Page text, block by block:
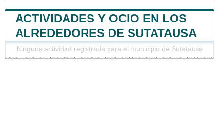
ACTIVIDADES Y OCIO EN LOS
ALREDEDORES DE SUTATAUSA
Ninguna actividad registrada para el municipio de Sutatausa